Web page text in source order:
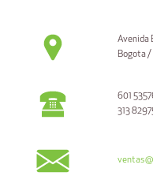
Avenida
Bogota /
601
313